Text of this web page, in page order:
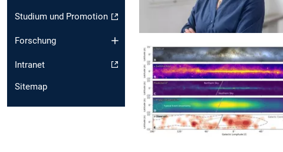
Studium und Promotion
Forschung
Intranet
Sitemap